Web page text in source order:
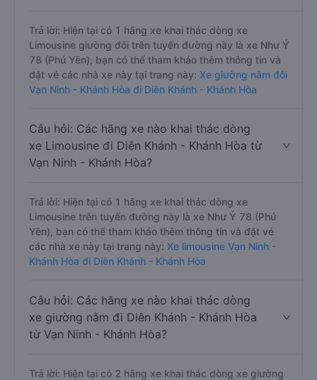
Trả lời: Hiện tại có 1 hãng xe khai thác dòng xe
Limousine giường đôi trên tuyến đường này là xe Như Ý
78 (Phú Yên), bạn có thể tham khảo thêm thông tin và
đặt vé các nhà xe này tại trang này: Xe giường nằm đôi
Vạn Ninh - Khánh Hòa đi Diên Khánh - Khánh Hòa
Câu hỏi: Các hãng xe nào khai thác dòng
xe Limousine đi Diên Khánh - Khánh Hòa từ
Vạn Ninh - Khánh Hòa?
Trả lời: Hiện tại có 1 hãng xe khai thác dòng xe
Limousine trên tuyến đường này là xe Như Ý 78 (Phú
Yên), bạn có thể tham khảo thêm thông tin và đặt vé
các nhà xe này tại trang này: Xe limousine Vạn Ninh -
Khánh Hòa đi Diên Khánh - Khánh Hòa
Câu hỏi: Các hãng xe nào khai thác dòng
xe giường nằm đi Diên Khánh - Khánh Hòa
từ Vạn Ninh - Khánh Hòa?
Trả lời: Hiện tại có 2 hãng xe khai thác dòng xe giường